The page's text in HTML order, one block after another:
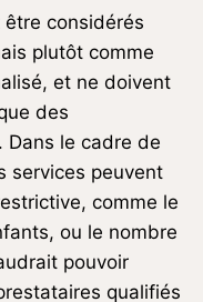
considérés
plutôt comme
et ne doivent
des
Dans le cadre de
services peuvent
comme le
ou le nombre
pouvoir
qualifiés